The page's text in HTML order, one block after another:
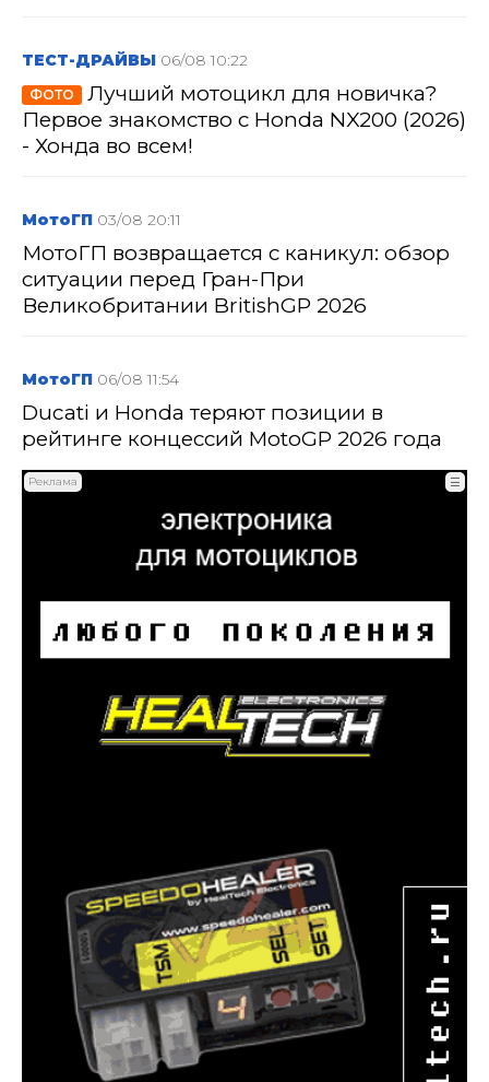
ТЕСТ-ДРАЙВЫ 06/08 10:22
ФОТО
Лучший мотоцикл для новичка?
Первое знакомство с Honda NX200 (2026)
- Хонда во всем!
МотоГП 03/08 20:11
МотоГП возвращается с каникул: обзор
ситуации перед Гран-При
Великобритании BritishGP 2026
МотоГП 06/08 11:54
Ducati и Honda теряют позиции в
рейтинге концессий MotoGP 2026 года
Реклама ☰